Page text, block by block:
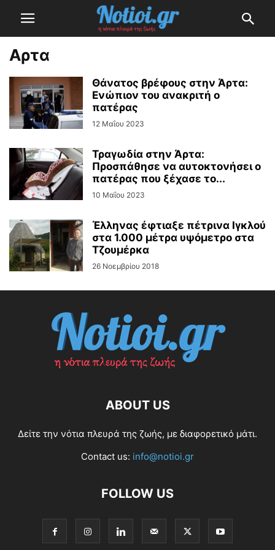
Αρτα
Θάνατος βρέφους στην Άρτα:
Ενώπιον του ανακριτή ο
πατέρας
12 Μαΐου 2023
Τραγωδία στην Άρτα:
Προσπάθησε να αυτοκτονήσει ο
πατέρας που ξέχασε το...
10 Μαΐου 2023
Έλληνας έφτιαξε πέτρινα Ιγκλού
στα 1.000 μέτρα υψόμετρο στα
Τζουμέρκα
26 Νοεμβρίου 2018
ABOUT US
Δείτε την νότια πλευρά της ζωής, με διαφορετικό μάτι.
Contact us: info@notioi.gr
FOLLOW US